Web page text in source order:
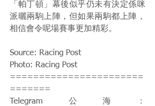
「帕丁頓」幕後似乎仍未有決定係咪
派曬兩駒上陣，但如果兩駒都上陣，
相信會令呢場賽事更加精彩。
Source: Racing Post
Photo: Racing Post
=======================
=======
Telegram公海：